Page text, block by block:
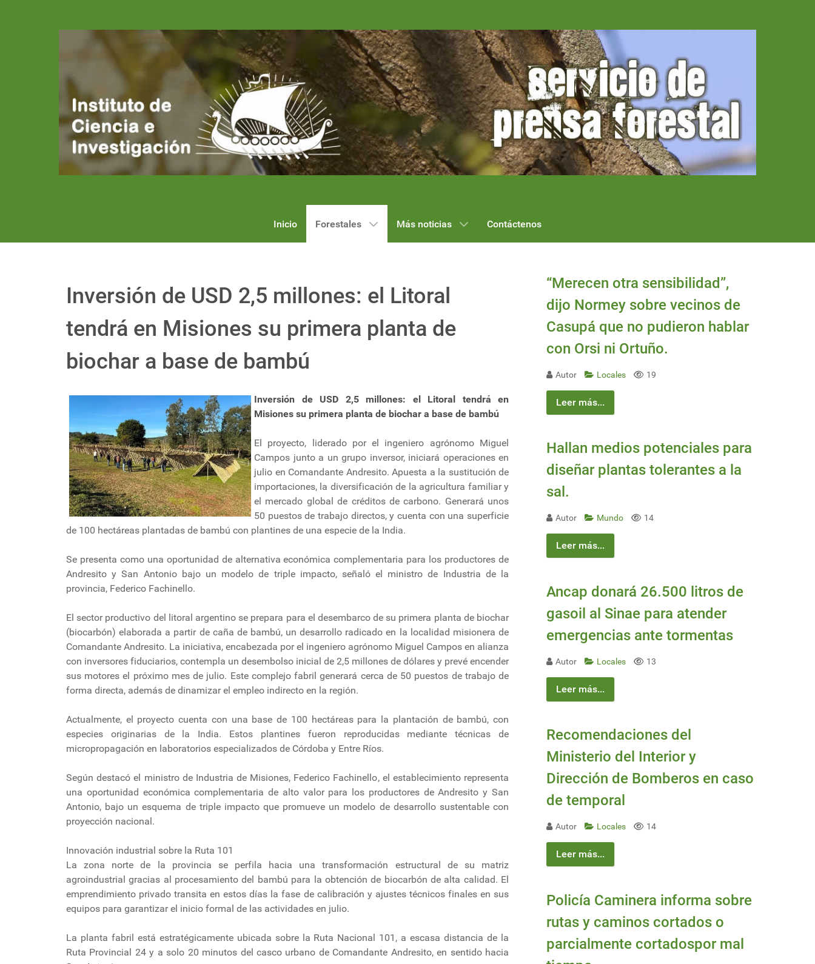
Inicio Forestales Más noticias Contáctenos
Inversión de USD 2,5 millones: el Litoral
tendrá en Misiones su primera planta de
biochar a base de bambú
Inversión de USD 2,5 millones: el Litoral tendrá en
Misiones su primera planta de biochar a base de bambú
El proyecto, liderado por el ingeniero agrónomo Miguel
Campos junto a un grupo inversor, iniciará operaciones en
julio en Comandante Andresito. Apuesta a la sustitución de
importaciones, la diversificación de la agricultura familiar y
el mercado global de créditos de carbono. Generará unos
50 puestos de trabajo directos, y cuenta con una superficie
de 100 hectáreas plantadas de bambú con plantines de una especie de la India.
Se presenta como una oportunidad de alternativa económica complementaria para los productores de
Andresito y San Antonio bajo un modelo de triple impacto, señaló el ministro de Industria de la
provincia, Federico Fachinello.
El sector productivo del litoral argentino se prepara para el desembarco de su primera planta de biochar
(biocarbón) elaborada a partir de caña de bambú, un desarrollo radicado en la localidad misionera de
Comandante Andresito. La iniciativa, encabezada por el ingeniero agrónomo Miguel Campos en alianza
con inversores fiduciarios, contempla un desembolso inicial de 2,5 millones de dólares y prevé encender
sus motores el próximo mes de julio. Este complejo fabril generará cerca de 50 puestos de trabajo de
forma directa, además de dinamizar el empleo indirecto en la región.
Actualmente, el proyecto cuenta con una base de 100 hectáreas para la plantación de bambú, con
especies originarias de la India. Estos plantines fueron reproducidas mediante técnicas de
micropropagación en laboratorios especializados de Córdoba y Entre Ríos.
Según destacó el ministro de Industria de Misiones, Federico Fachinello, el establecimiento representa
una oportunidad económica complementaria de alto valor para los productores de Andresito y San
Antonio, bajo un esquema de triple impacto que promueve un modelo de desarrollo sustentable con
proyección nacional.
Innovación industrial sobre la Ruta 101
La zona norte de la provincia se perfila hacia una transformación estructural de su matriz
agroindustrial gracias al procesamiento del bambú para la obtención de biocarbón de alta calidad. El
emprendimiento privado transita en estos días la fase de calibración y ajustes técnicos finales en sus
equipos para garantizar el inicio formal de las actividades en julio.
La planta fabril está estratégicamente ubicada sobre la Ruta Nacional 101, a escasa distancia de la
Ruta Provincial 24 y a solo 20 minutos del casco urbano de Comandante Andresito, en sentido hacia
“Merecen otra sensibilidad”,
dijo Normey sobre vecinos de
Casupá que no pudieron hablar
con Orsi ni Ortuño.
Autor Locales 19
Leer más...
Hallan medios potenciales para
diseñar plantas tolerantes a la
sal.
Autor Mundo 14
Leer más...
Ancap donará 26.500 litros de
gasoil al Sinae para atender
emergencias ante tormentas
Autor Locales 13
Leer más...
Recomendaciones del
Ministerio del Interior y
Dirección de Bomberos en caso
de temporal
Autor Locales 14
Leer más...
Policía Caminera informa sobre
rutas y caminos cortados o
parcialmente cortadospor mal